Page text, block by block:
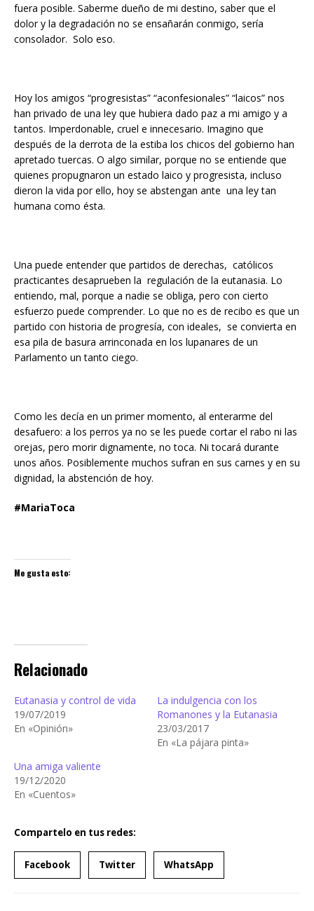
fuera posible. Saberme dueño de mi destino, saber que el
dolor y la degradación no se ensañarán conmigo, sería
consolador. Solo eso.
Hoy los amigos “progresistas” “aconfesionales” “laicos” nos
han privado de una ley que hubiera dado paz a mi amigo y a
tantos. Imperdonable, cruel e innecesario. Imagino que
después de la derrota de la estiba los chicos del gobierno han
apretado tuercas. O algo similar, porque no se entiende que
quienes propugnaron un estado laico y progresista, incluso
dieron la vida por ello, hoy se abstengan ante una ley tan
humana como ésta.
Una puede entender que partidos de derechas, católicos
practicantes desaprueben la regulación de la eutanasia. Lo
entiendo, mal, porque a nadie se obliga, pero con cierto
esfuerzo puede comprender. Lo que no es de recibo es que un
partido con historia de progresía, con ideales, se convierta en
esa pila de basura arrinconada en los lupanares de un
Parlamento un tanto ciego.
Como les decía en un primer momento, al enterarme del
desafuero: a los perros ya no se les puede cortar el rabo ni las
orejas, pero morir dignamente, no toca. Ni tocará durante
unos años. Posiblemente muchos sufran en sus carnes y en su
dignidad, la abstención de hoy.
#MariaToca
Me gusta esto:
Relacionado
Eutanasia y control de vida
19/07/2019
En «Opinión»
La indulgencia con los
Romanones y la Eutanasia
23/03/2017
En «La pájara pinta»
Una amiga valiente
19/12/2020
En «Cuentos»
Compartelo en tus redes:
Facebook Twitter WhatsApp